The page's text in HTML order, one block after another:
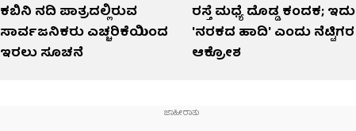
ಕಬಿನಿ ನದಿ ಪಾತ್ರದಲ್ಲಿರುವ
ಸಾರ್ವಜನಿಕರು ಎಚ್ಚರಿಕೆಯಿಂದ
ಇರಲು ಸೂಚನೆ
ರಸ್ತೆ ಮಧ್ಯೆ ದೊಡ್ಡ ಕಂದಕ; ಇದು
'ನರಕದ ಹಾದಿ' ಎಂದು ನೆಟ್ಟಿಗರ
ಆಕ್ರೋಶ